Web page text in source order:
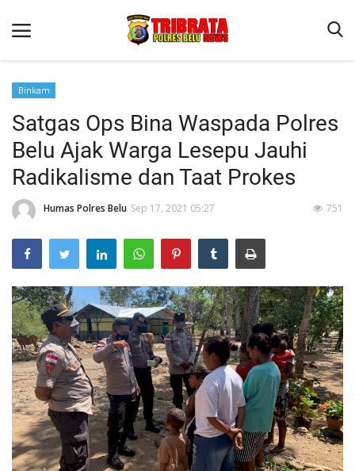
Beranda
Terms & Conditions
Reskrim
Binkam
Lantas
Polisi Kita
Mitra Polisi
Giat Ops
Binkam
Satgas Ops Bina Waspada Polres
Belu Ajak Warga Lesepu Jauhi
Radikalisme dan Taat Prokes
Humas Polres Belu Sep 17, 2021 05:27 751